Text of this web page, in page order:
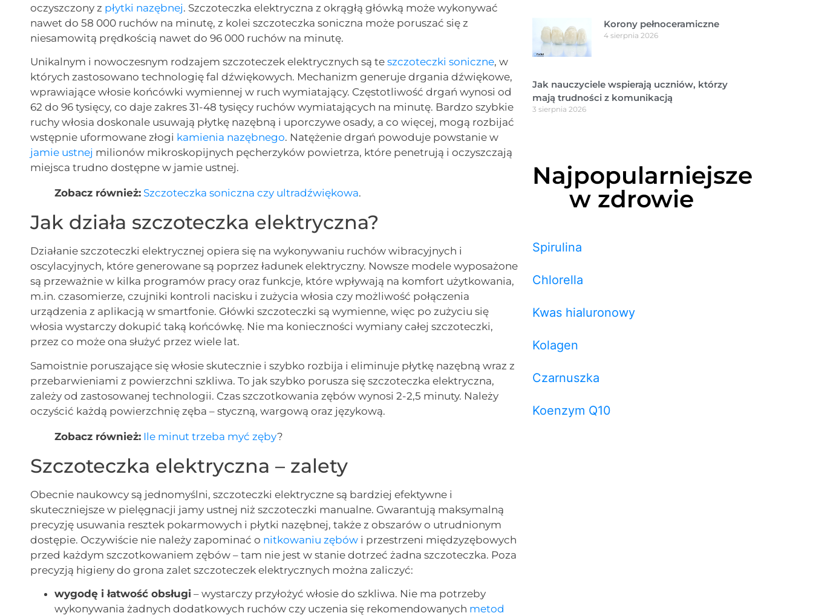
oczyszczony z płytki nazębnej. Szczoteczka elektryczna z okrągłą główką może wykonywać
nawet do 58 000 ruchów na minutę, z kolei szczoteczka soniczna może poruszać się z
niesamowitą prędkością nawet do 96 000 ruchów na minutę.
Unikalnym i nowoczesnym rodzajem szczoteczek elektrycznych są teszczoteczki soniczne, w
których zastosowano technologię fal dźwiękowych. Mechanizm generuje drgania dźwiękowe,
wprawiające włosie końcówki wymiennej w ruch wymiatający. Częstotliwość drgań wynosi od
62 do 96 tysięcy, co daje zakres 31-48 tysięcy ruchów wymiatających na minutę. Bardzo szybkie
ruchy włosia doskonale usuwają płytkę nazębną i uporczywe osady, a co więcej, mogą rozbijać
wstępnie uformowane złogi kamienia nazębnego. Natężenie drgań powoduje powstanie w
jamie ustnej milionów mikroskopijnych pęcherzyków powietrza, które penetrują i oczyszczają
miejsca trudno dostępne w jamie ustnej.
Zobacz również: Szczoteczka soniczna czy ultradźwiękowa.
Jak działa szczoteczka elektryczna?
Działanie szczoteczki elektrycznej opiera się na wykonywaniu ruchów wibracyjnych i
oscylacyjnych, które generowane są poprzez ładunek elektryczny. Nowsze modele wyposażone
są przeważnie w kilka programów pracy oraz funkcje, które wpływają na komfort użytkowania,
m.in. czasomierze, czujniki kontroli nacisku i zużycia włosia czy możliwość połączenia
urządzenia z aplikacją w smartfonie. Główki szczoteczki są wymienne, więc po zużyciu się
włosia wystarczy dokupić taką końcówkę. Nie ma konieczności wymiany całej szczoteczki,
przez co może ona służyć przez wiele lat.
Samoistnie poruszające się włosie skutecznie i szybko rozbija i eliminuje płytkę nazębną wraz z
przebarwieniami z powierzchni szkliwa. To jak szybko porusza się szczoteczka elektryczna,
zależy od zastosowanej technologii. Czas szczotkowania zębów wynosi 2-2,5 minuty. Należy
oczyścić każdą powierzchnię zęba – styczną, wargową oraz językową.
Zobacz również: Ile minut trzeba myć zęby?
Szczoteczka elektryczna – zalety
Obecnie naukowcy są jednomyślni, szczoteczki elektryczne są bardziej efektywne i
skuteczniejsze w pielęgnacji jamy ustnej niż szczoteczki manualne. Gwarantują maksymalną
precyzję usuwania resztek pokarmowych i płytki nazębnej, także z obszarów o utrudnionym
dostępie. Oczywiście nie należy zapominać o nitkowaniu zębów i przestrzeni międzyzębowych
przed każdym szczotkowaniem zębów – tam nie jest w stanie dotrzeć żadna szczoteczka. Poza
precyzją higieny do grona zalet szczoteczek elektrycznych można zaliczyć:
wygodę i łatwość obsługi – wystarczy przyłożyć włosie do szkliwa. Nie ma potrzeby
wykonywania żadnych dodatkowych ruchów czy uczenia się rekomendowanych metod
Korony pełnoceramiczne
4 sierpnia 2026
Jak nauczyciele wspierają uczniów, którzy
mają trudności z komunikacją
3 sierpnia 2026
Najpopularniejsze
w zdrowie
Spirulina
Chlorella
Kwas hialuronowy
Kolagen
Czarnuszka
Koenzym Q10